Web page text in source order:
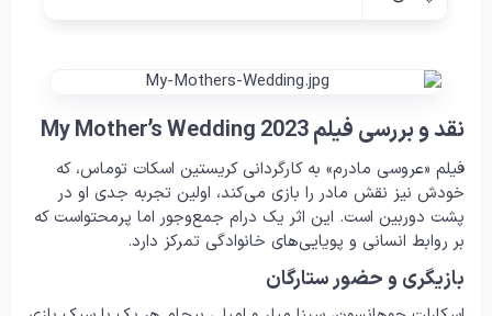
نقد و بررسی فیلم My Mother’s Wedding 2023
فیلم «عروسی مادرم» به کارگردانی کریستین اسکات توماس، که
خودش نیز نقش مادر را بازی می‌کند، اولین تجربه جدی او در
پشت دوربین است. این اثر یک درام جمع‌وجور اما پرمحتواست که
بر روابط انسانی و پویایی‌های خانوادگی تمرکز دارد.
بازیگری و حضور ستارگان